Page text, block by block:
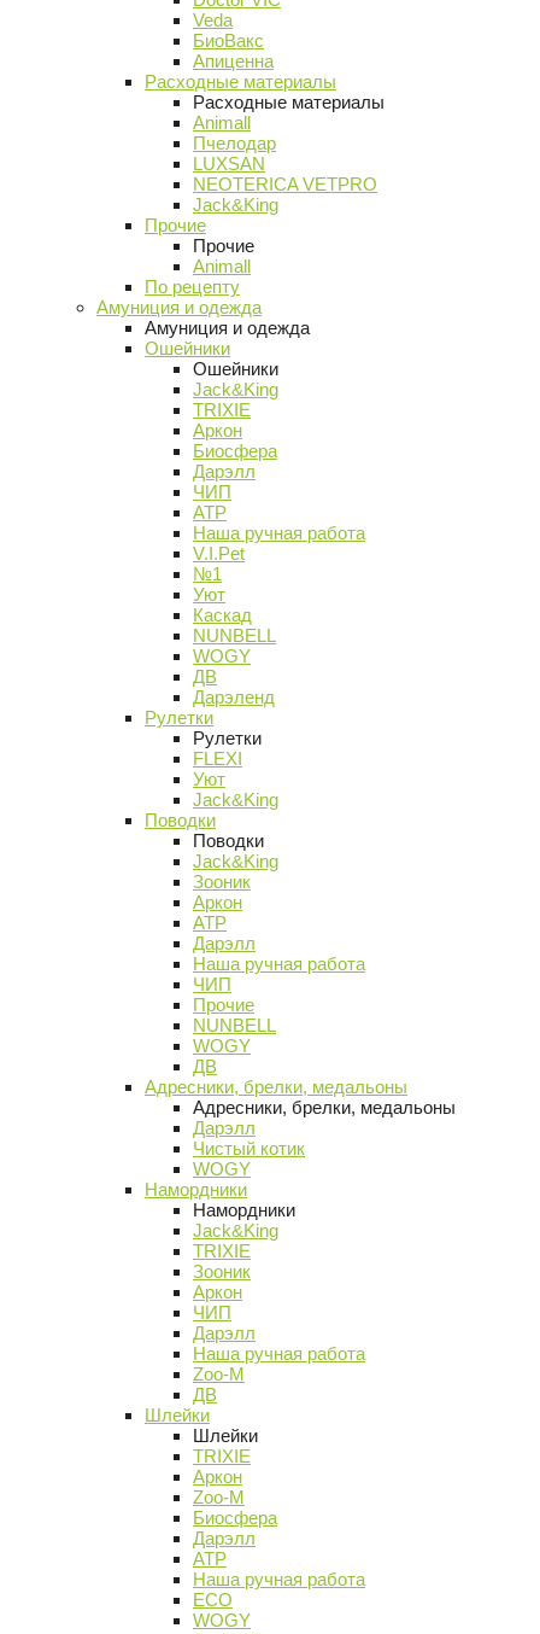
Veda
БиоВакс
Апиценна
Расходные материалы
Расходные материалы
Animall
Пчелодар
LUXSAN
NEOTERICA VETPRO
Jack&King
Прочие
Прочие
Animall
По рецепту
Амуниция и одежда
Амуниция и одежда
Ошейники
Ошейники
Jack&King
TRIXIE
Аркон
Биосфера
Дарэлл
ЧИП
АТР
Наша ручная работа
V.I.Pet
№1
Уют
Каскад
NUNBELL
WOGY
ДВ
Дарэленд
Рулетки
Рулетки
FLEXI
Уют
Jack&King
Поводки
Поводки
Jack&King
Зооник
Аркон
АТР
Дарэлл
Наша ручная работа
ЧИП
Прочие
NUNBELL
WOGY
ДВ
Адресники, брелки, медальоны
Адресники, брелки, медальоны
Дарэлл
Чистый котик
WOGY
Намордники
Намордники
Jack&King
TRIXIE
Зооник
Аркон
ЧИП
Дарэлл
Наша ручная работа
Zoo-M
ДВ
Шлейки
Шлейки
TRIXIE
Аркон
Zoo-M
Биосфера
Дарэлл
АТР
Наша ручная работа
ECO
WOGY